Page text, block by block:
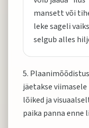
mansett või
leke sageli
selgub alles
5.
jäetakse
lõiked ja
paika panna enne